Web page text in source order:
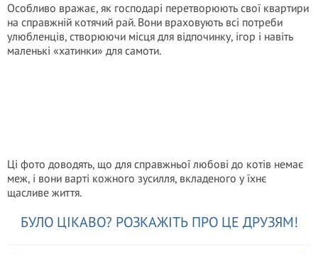
Особливо вражає, як господарі перетворюють свої квартири
на справжній котячий рай. Вони враховують всі потреби
улюбленців, створюючи місця для відпочинку, ігор і навіть
маленькі «хатинки» для самоти.
Ці фото доводять, що для справжньої любові до котів немає
меж, і вони варті кожного зусилля, вкладеного у їхнє
щасливе життя.
БУЛО ЦІКАВО? РОЗКАЖІТЬ ПРО ЦЕ ДРУЗЯМ!